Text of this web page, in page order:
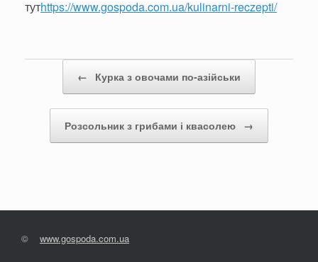
тутhttps://www.gospoda.com.ua/kulinarni-reczepti/
← Курка з овочами по-азійськи
Розсольник з грибами і квасолею →
© www.gospoda.com.ua